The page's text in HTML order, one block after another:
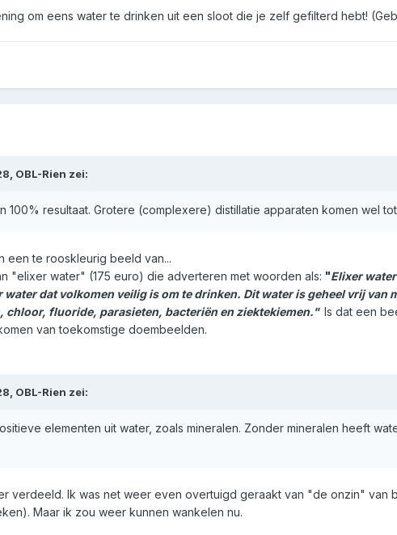
om eens water te drinken uit een sloot die je zelf gefilterd hebt!
OBL-Rien zei:
100% resultaat. Grotere (complexere) distillatie apparaten komen wel
een te rooskleurig beeld van...
"elixer water" (175 euro) die adverteren met woorden als: "Elixer
water dat volkomen veilig is om te drinken. Dit water is geheel vrij
chloor, fluoride, parasieten, bacteriën en ziektekiemen." Is dat een
van toekomstige doembeelden.
OBL-Rien zei:
elementen uit water, zoals mineralen. Zonder mineralen heeft
verdeeld. Ik was net weer even overtuigd geraakt van "de onzin" van
Maar ik zou weer kunnen wankelen nu.